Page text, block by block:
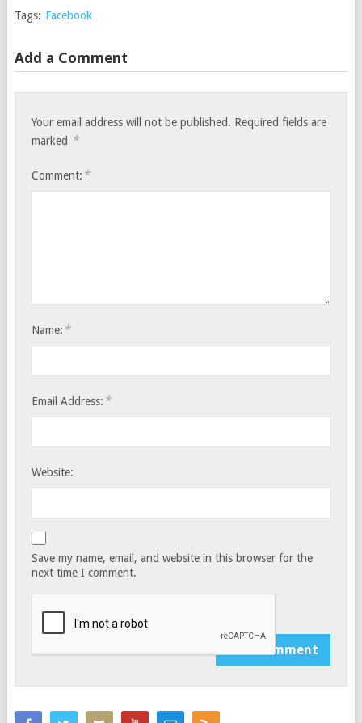
Tags: Facebook
Add a Comment
Your email address will not be published. Required fields are
marked *
Comment: *
Name: *
Email Address: *
Website:
Save my name, email, and website in this browser for the
next time I comment.